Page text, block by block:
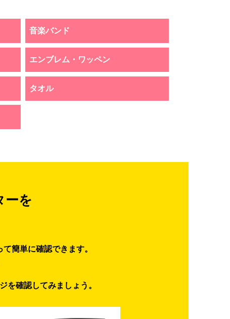
音楽バンド
エンブレム・ワッペン
タオル
ーを
簡単に確認できます。
を確認してみましょう。